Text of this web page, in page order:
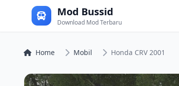
Mod Bussid
Download Mod Terbaru
Home Mobil Honda CRV 2001